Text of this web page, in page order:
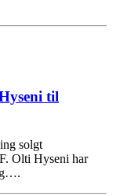
til
solgt
Olti Hyseni har